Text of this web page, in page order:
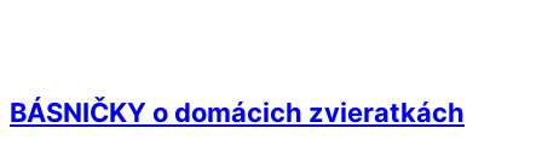
BÁSNIČKY o domácich zvieratkách